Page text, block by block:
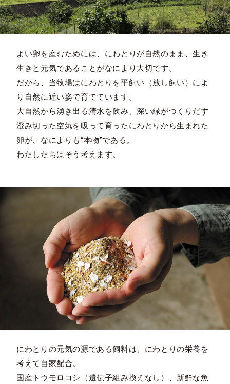
よい卵を産むためには、にわとりが自然のまま、生き
生きと元気であることがなにより大切です。
だから、当牧場はにわとりを平飼い（放し飼い）によ
り自然に近い姿で育てています。
大自然から湧き出る清水を飲み、深い緑がつくりだす
澄み切った空気を吸って育ったにわとりから生まれた
卵が、なによりも“本物”である。
わたしたちはそう考えます。
にわとりの元気の源である飼料は、にわとりの栄養を
考えて自家配合。
国産トウモロコシ（遺伝子組み換えなし）、新鮮な魚